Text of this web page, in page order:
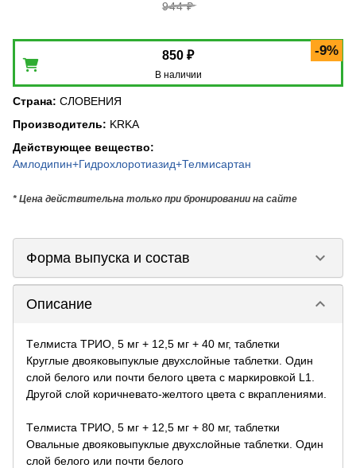
944 ₽
-9%
850 ₽
В наличии
Страна: СЛОВЕНИЯ
Производитель: KRKA
Действующее вещество:
Амлодипин+Гидрохлоротиазид+Телмисартан
* Цена действительна только при бронировании на сайте
Форма выпуска и состав keyboard_arrow_down
Описание keyboard_arrow_down
Tелмиста ТРИО, 5 мг + 12,5 мг + 40 мг, таблетки
Круглые двояковыпуклые двухслойные таблетки. Один
слой белого или почти белого цвета с маркировкой L1.
Другой слой коричневато-желтого цвета с вкраплениями.
Tелмиста ТРИО, 5 мг + 12,5 мг + 80 мг, таблетки
Овальные двояковыпуклые двухслойные таблетки. Один
слой белого или почти белого